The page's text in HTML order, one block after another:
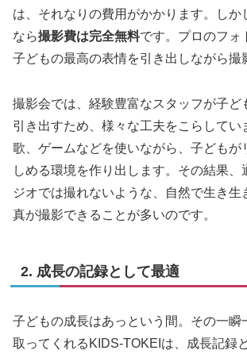
は、それなりの費用がかかります。しか
なら撮影費は完全無料です。プロのフォ
子どもの最高の表情を引き出しながら撮
撮影会では、経験豊富なスタッフが子ど
引き出すため、様々な工夫をこらしてい
歌、ゲームなどを使いながら、子どもが
しめる環境を作り出します。その結果、
ジオでは撮れないような、自然で生き生
真が撮影できることが多いのです。
2. 成長の記録として最適
子どもの成長はあっという間。その一瞬
取ってくれるKIDS-TOKEIは、成長記録